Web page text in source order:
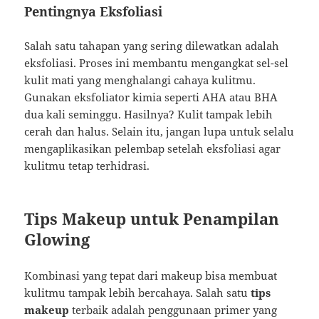
Pentingnya Eksfoliasi
Salah satu tahapan yang sering dilewatkan adalah
eksfoliasi. Proses ini membantu mengangkat sel-sel
kulit mati yang menghalangi cahaya kulitmu.
Gunakan eksfoliator kimia seperti AHA atau BHA
dua kali seminggu. Hasilnya? Kulit tampak lebih
cerah dan halus. Selain itu, jangan lupa untuk selalu
mengaplikasikan pelembap setelah eksfoliasi agar
kulitmu tetap terhidrasi.
Tips Makeup untuk Penampilan
Glowing
Kombinasi yang tepat dari makeup bisa membuat
kulitmu tampak lebih bercahaya. Salah satutips
makeup terbaik adalah penggunaan primer yang